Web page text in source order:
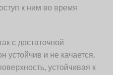
к ним во время
с достаточной
устойчив и не качается.
устойчивая к